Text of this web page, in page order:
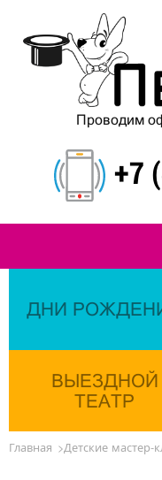
Проводим
+7
ДНИ
ВЫЕЗДНОЙ
ТЕАТР
Главная Детские мастер-